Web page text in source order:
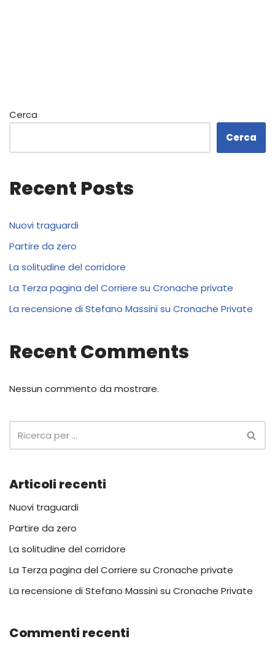
Cerca
Cerca
Recent Posts
Nuovi traguardi
Partire da zero
La solitudine del corridore
La Terza pagina del Corriere su Cronache private
La recensione di Stefano Massini su Cronache Private
Recent Comments
Nessun commento da mostrare.
Articoli recenti
Nuovi traguardi
Partire da zero
La solitudine del corridore
La Terza pagina del Corriere su Cronache private
La recensione di Stefano Massini su Cronache Private
Commenti recenti